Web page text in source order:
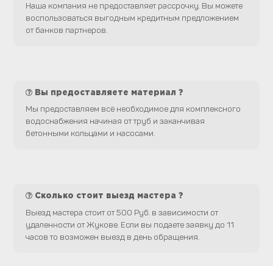
Наша компания не предоставляет рассрочку. Вы можете
воспользоваться выгодным кредитным предложением
от банков партнеров.
Вы предоставляете материал ?
Мы предоставляем всё необходимое для комплексного
водоснабжения начиная от труб и заканчивая
бетонными кольцами и насосами.
Сколько стоит выезд мастера ?
Выезд мастера стоит от 500 Руб. в зависимости от
удаленности от Жукове. Если вы подаете заявку до 11
часов то возможен выезд в день обращения.